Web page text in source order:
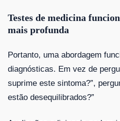
Testes de medicina
mais profunda
Portanto, uma abordagem
diagnósticas. Em vez de
suprime este sintoma?”,
estão desequilibrados?”